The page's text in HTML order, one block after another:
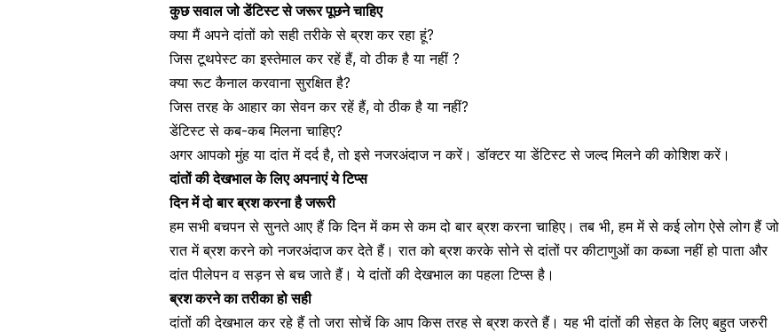
कुछ सवाल जो डेंटिस्ट से जरूर पूछने चाहिए
क्या मैं अपने दांतों को सही तरीके से ब्रश कर रहा हूं?
जिस टूथपेस्ट का इस्तेमाल कर रहें हैं, वो ठीक है या नहीं ?
क्यारूट कैनाल करवाना सुरक्षित है?
जिस तरह के आहारका सेवन कर रहें हैं, वो ठीक है या नहीं?
डेंटिस्ट से कब-कब मिलना चाहिए?
अगर आपको मुंह यादांत में दर्दहै, तो इसे नजरअंदाज न करें। डॉक्टर या डेंटिस्ट से जल्द मिलने की कोशिश करें।
दांतों की देखभाल के लिए अपनाएं ये टिप्स
दिन में दो बार ब्रश करना है जरूरी
हम सभीबचपनसे सुनते आए हैं कि दिन में कम से कम दो बारब्रशकरना चाहिए। तब भी, हम में से कई लोग ऐसे लोग हैं जो
रात में ब्रश करने को नजरअंदाज कर देते हैं। रात को ब्रश करके सोने से दांतों पर कीटाणुओं का कब्जा नहीं हो पाता और
दांत पीलेपनव सड़न से बच जाते हैं। ये दांतों की देखभाल का पहला टिप्स है।
ब्रश करने का तरीका हो सही
दांतों की देखभाल कर रहे हैं तो जरा सोचें कि आप किस तरह से ब्रश करते हैं। यह भी दांतों की सेहत के लिए बहुत जरुरी